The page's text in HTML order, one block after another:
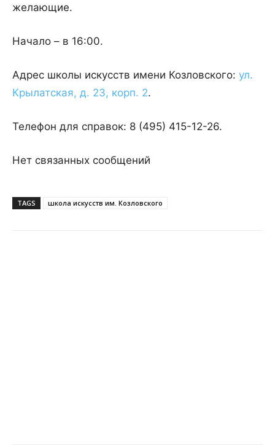
желающие.
Начало – в 16:00.
Адрес школы искусств имени Козловского: ул.
Крылатская, д. 23, корп. 2.
Телефон для справок: 8 (495) 415-12-26.
Нет связанных сообщений
TAGS школа искусств им. Козловского